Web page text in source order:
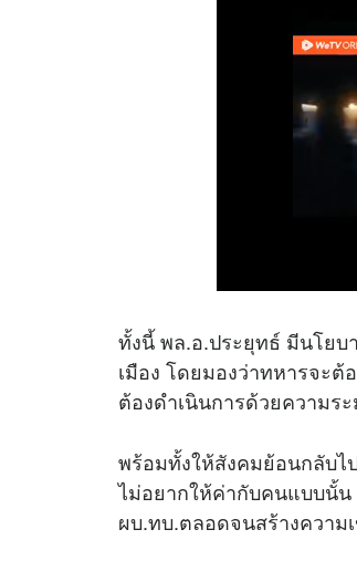
ทั้งนี้ พล.อ.ประยุทธ์ มีนโยบ
เมือง โดยมองว่าทหารจะ
ต้องดำเนินการด้วยความร
พร้อมทั้งให้สังคมย้อนกลับไ
ไม่อยากให้ค่ากับคนแบบนั้น
ผบ.ทบ.ตลอดจนสร้างความ